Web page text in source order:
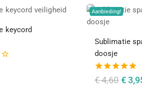
keycord
Aanbieding!
Sublimatie
doosje
5.00
van de 5
€4,60 €